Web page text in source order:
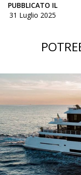
PUBBLICATO IL
31 Luglio 2025